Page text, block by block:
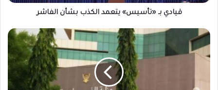
قيادي بـ «تأسيس» يتعمد الكذب بشأن الفاشر
يا
خبر…
سفير
سوداني